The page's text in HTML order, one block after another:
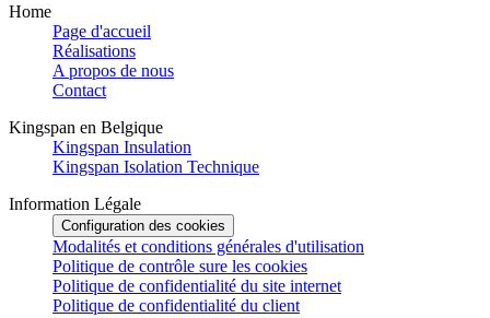
Home
Page d'accueil
Réalisations
A propos de nous
Contact
Kingspan en Belgique
Kingspan Insulation
Kingspan Isolation Technique
Information Légale
Configuration des cookies
Modalités et conditions générales d'utilisation
Politique de contrôle sure les cookies
Politique de confidentialité du site internet
Politique de confidentialité du client